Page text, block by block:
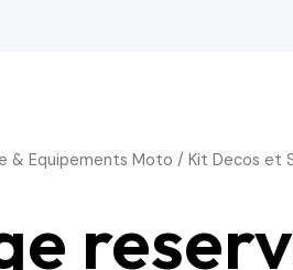
& Equipements Moto / Kit Decos et